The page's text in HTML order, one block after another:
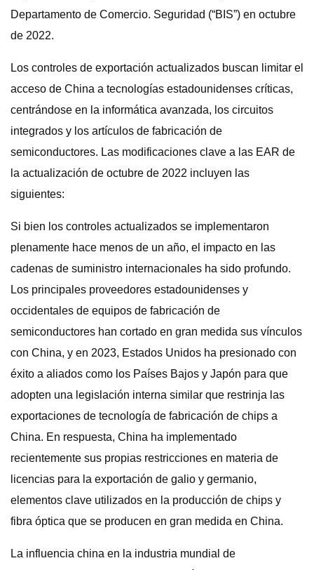
Departamento de Comercio. Seguridad (“BIS”) en octubre
de 2022.
Los controles de exportación actualizados buscan limitar el
acceso de China a tecnologías estadounidenses críticas,
centrándose en la informática avanzada, los circuitos
integrados y los artículos de fabricación de
semiconductores. Las modificaciones clave a las EAR de
la actualización de octubre de 2022 incluyen las
siguientes:
Si bien los controles actualizados se implementaron
plenamente hace menos de un año, el impacto en las
cadenas de suministro internacionales ha sido profundo.
Los principales proveedores estadounidenses y
occidentales de equipos de fabricación de
semiconductores han cortado en gran medida sus vínculos
con China, y en 2023, Estados Unidos ha presionado con
éxito a aliados como los Países Bajos y Japón para que
adopten una legislación interna similar que restrinja las
exportaciones de tecnología de fabricación de chips a
China. En respuesta, China ha implementado
recientemente sus propias restricciones en materia de
licencias para la exportación de galio y germanio,
elementos clave utilizados en la producción de chips y
fibra óptica que se producen en gran medida en China.
La influencia china en la industria mundial de